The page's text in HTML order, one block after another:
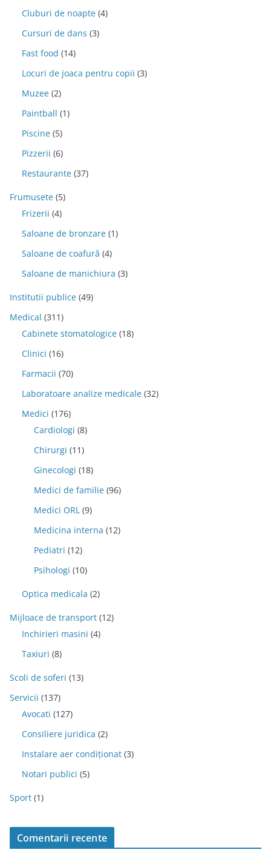
Cluburi de noapte (4)
Cursuri de dans (3)
Fast food (14)
Locuri de joaca pentru copii (3)
Muzee (2)
Paintball (1)
Piscine (5)
Pizzerii (6)
Restaurante (37)
Frumusete (5)
Frizerii (4)
Saloane de bronzare (1)
Saloane de coafură (4)
Saloane de manichiura (3)
Institutii publice (49)
Medical (311)
Cabinete stomatologice (18)
Clinici (16)
Farmacii (70)
Laboratoare analize medicale (32)
Medici (176)
Cardiologi (8)
Chirurgi (11)
Ginecologi (18)
Medici de familie (96)
Medici ORL (9)
Medicina interna (12)
Pediatri (12)
Psihologi (10)
Optica medicala (2)
Mijloace de transport (12)
Inchirieri masini (4)
Taxiuri (8)
Scoli de soferi (13)
Servicii (137)
Avocati (127)
Consiliere juridica (2)
Instalare aer condiționat (3)
Notari publici (5)
Sport (1)
Comentarii recente